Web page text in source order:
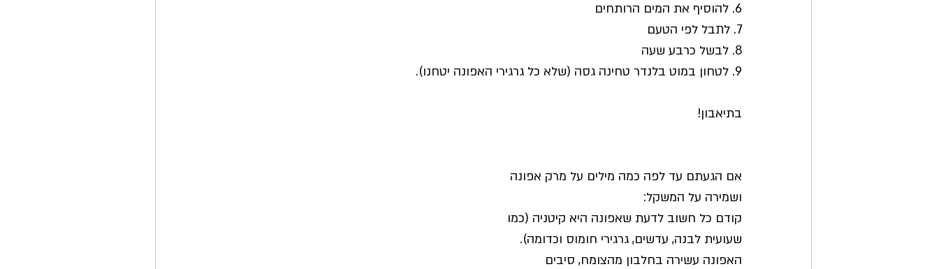
6. להוסיף את המים הרותחים
7. לתבל לפי הטעם
8. לבשל כרבע שעה
9. לטחון במוט בלנדר טחינה גסה (שלא כל גרגירי האפונה יטחנו).
בתיאבון!
אם הגעתם עד לפה כמה מילים על מרק אפונה
ושמירה על המשקל:
קודם כל חשוב לדעת שאפונה היא קיטניה (כמו
שעועית לבנה, עדשים, גרגירי חומוס וכדומה).
האפונה עשירה בחלבון מהצומח, סיבים